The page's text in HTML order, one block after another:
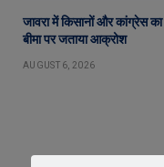
जावरा में किसानों और कांग्रेस
बीमा पर जताया आक्रोश
AUGUST 6, 2026